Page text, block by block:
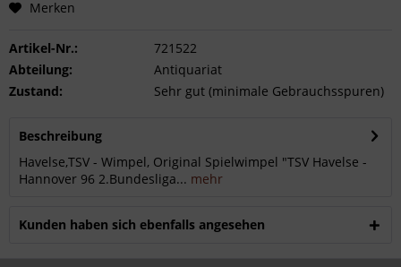
Merken
Artikel-Nr.:
721522
Abteilung:
Antiquariat
Zustand:
Sehr gut (minimale Gebrauchsspuren)
Beschreibung
Havelse,TSV - Wimpel, Original Spielwimpel "TSV Havelse -
Hannover 96 2.Bundesliga... mehr
Kunden haben sich ebenfalls angesehen